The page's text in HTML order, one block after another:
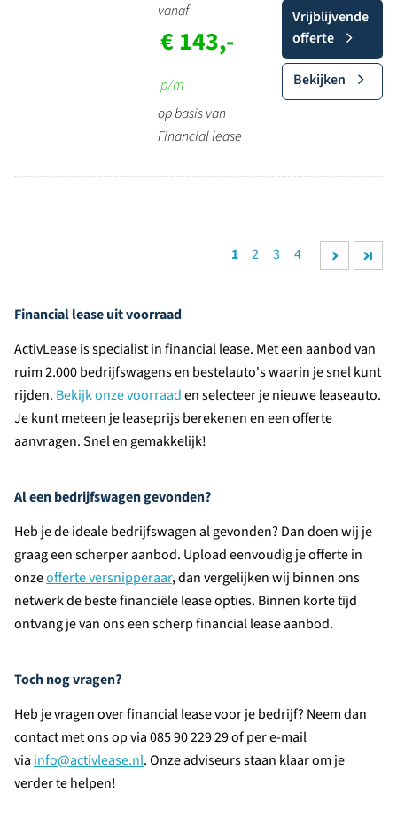
vanaf
€ 143,-
p/m
op basis van
Financial lease
Vrijblijvende
offerte
Bekijken
1 2 3 4
Financial lease uit voorraad
ActivLease is specialist in financial lease. Met een aanbod van
ruim 2.000 bedrijfswagens en bestelauto's waarin je snel kunt
rijden. Bekijk onze voorraaden selecteer je nieuwe leaseauto.
Je kunt meteen je leaseprijs berekenen en een offerte
aanvragen. Snel en gemakkelijk!
Al een bedrijfswagen gevonden?
Heb je de ideale bedrijfswagen al gevonden? Dan doen wij je
graag een scherper aanbod. Upload eenvoudig je offerte in
onzeofferte versnipperaar, dan vergelijken wij binnen ons
netwerk de beste financiële lease opties. Binnen korte tijd
ontvang je van ons een scherp financial lease aanbod.
Toch nog vragen?
Heb je vragen over financial lease voor je bedrijf? Neem dan
contact met ons op via 085 90 229 29 of per e-mail
via info@activlease.nl. Onze adviseurs staan klaar om je
verder te helpen!